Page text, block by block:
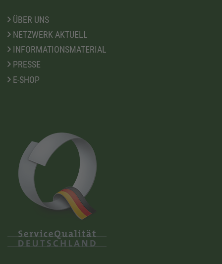
ÜBER UNS
NETZWERK AKTUELL
INFORMATIONSMATERIAL
PRESSE
E-SHOP